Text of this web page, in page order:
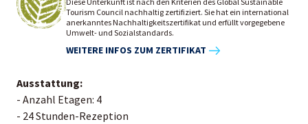
Tourism Council nachhaltig zertifiziert. Sie hat ein international
anerkanntes Nachhaltigkeitszertifikat und erfüllt vorgegebene
Umwelt- und Sozialstandards.
WEITERE INFOS ZUM ZERTIFIKAT
Ausstattung:
- Anzahl Etagen: 4
- 24 Stunden-Rezeption